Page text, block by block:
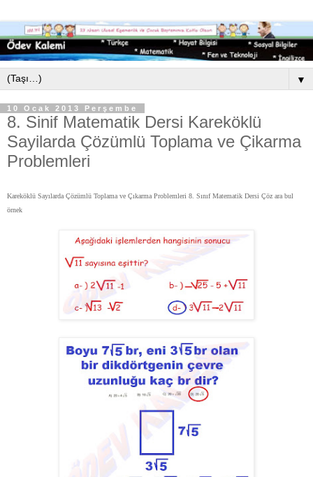
▼
10 Ocak 2013 Perşembe
8. Sinif Matematik Dersi Kareköklü
Sayilarda Çözümlü Toplama ve Çikarma
Problemleri
Kareköklü Sayılarda Çözümlü Toplama ve Çıkarma Problemleri 8. Sınıf Matematik Dersi Çöz ara bul
örnek